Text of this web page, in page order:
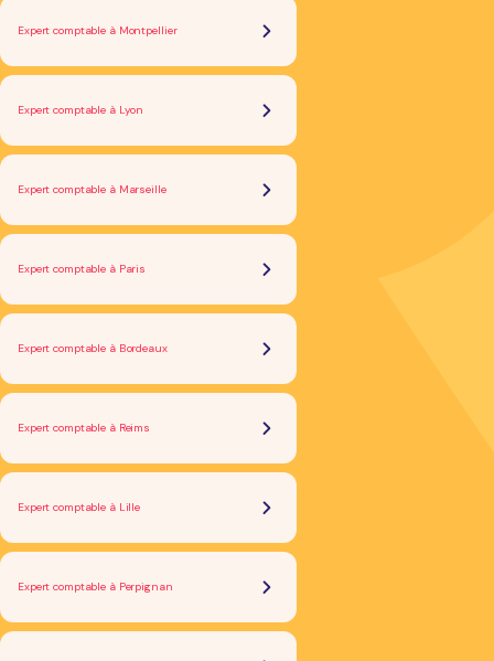
Expert comptable à Montpellier
Expert comptable à Lyon
Expert comptable à Marseille
Expert comptable à Paris
Expert comptable à Bordeaux
Expert comptable à Reims
Expert comptable à Lille
Expert comptable à Perpignan